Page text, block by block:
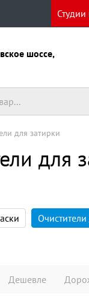
шоссе,
для затирки
для
Дешевле